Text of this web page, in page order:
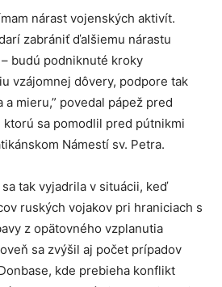
nárast vojenských aktivít.
zabrániť ďalšiemu nárastu
budú podniknuté kroky
vzájomnej dôvery, podpore tak
mieru,” povedal pápež pred
ktorú sa pomodlil pred pútnikmi
Námestí sv. Petra.
tak vyjadrila v situácii, keď
ruských vojakov pri hraniciach s
z opätovného vzplanutia
sa zvýšil aj počet prípadov
kde prebieha konflikt